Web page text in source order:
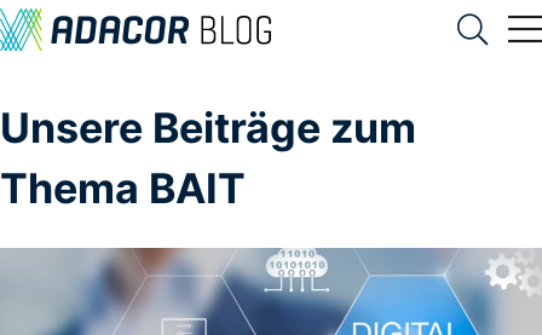
Unsere Beiträge zum
Thema BAIT